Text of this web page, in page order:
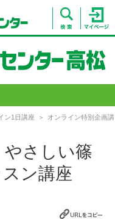
ン1日講座
オンライン特別企画講
やさしい篠
ン講座